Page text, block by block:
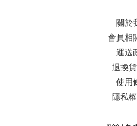
關於
會員相
運送
退換
使用
隱私